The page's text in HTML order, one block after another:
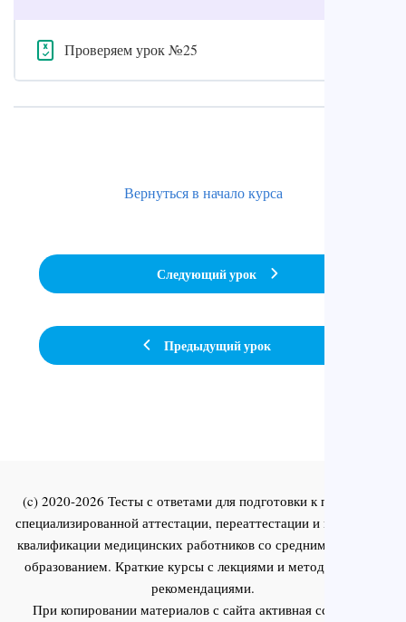
Проверяем урок №25
Предыдущий урок
Вернуться в начало курса
Следующий урок
(c) 2020-2026 Тесты с ответами для подготовки к первичной
специализированной аттестации, переаттестации и повышения
квалификации медицинских работников со средним и высшим
образованием. Краткие курсы с лекциями и методическими
рекомендациями.
При копировании материалов с сайта активная ссылка на